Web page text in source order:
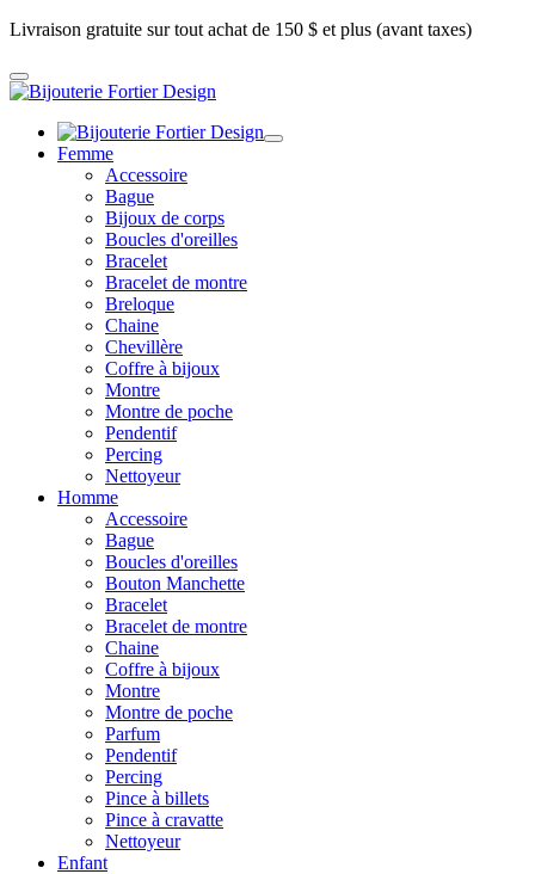
Livraison gratuite sur tout achat de 150 $ et plus (avant taxes)
Femme
Accessoire
Bague
Bijoux de corps
Boucles d'oreilles
Bracelet
Bracelet de montre
Breloque
Chaine
Chevillère
Coffre à bijoux
Montre
Montre de poche
Pendentif
Percing
Nettoyeur
Homme
Accessoire
Bague
Boucles d'oreilles
Bouton Manchette
Bracelet
Bracelet de montre
Chaine
Coffre à bijoux
Montre
Montre de poche
Parfum
Pendentif
Percing
Pince à billets
Pince à cravatte
Nettoyeur
Enfant